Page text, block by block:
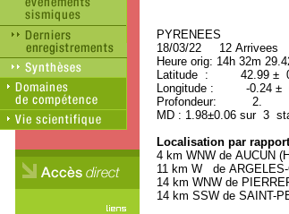
PYRENEES
18/03/22 12
Heure orig: 14h 32m
Latitude : 42.99 ±
Longitude : -0.24 ±
Profondeur: 2.
MD : 1.98±0.06 sur 3
Localisation par
4 km WNW de AUCUN
11 km W de ARGELES-
14 km WNW de
14 km SSW de SAINT-